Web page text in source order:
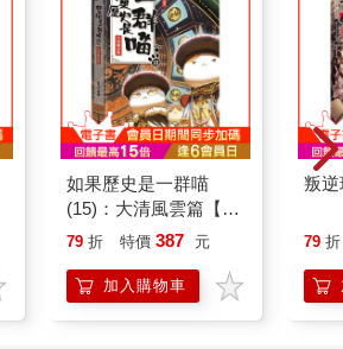
如果歷史是一群喵
(15)：大清風雲篇【萌
貓漫畫學歷史】
79 折 特價 387 元
加入購物車
叛逆
79 折